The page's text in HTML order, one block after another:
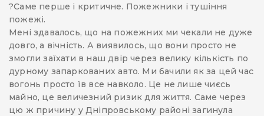
?Саме перше і критичне. Пожежники і тушіння
пожежі.
Мені здавалось, що на пожежних ми чекали не дуже
довго, а вічність. А виявилось, що вони просто не
змогли заїхати в наш двір через велику кількість по
дурному запаркованих авто. Ми бачили як за цей час
вогонь просто їв все навколо. Це не лише чиєсь
майно, це величезний ризик для життя. Саме через
цю ж причину у Дніпровському районі загинула